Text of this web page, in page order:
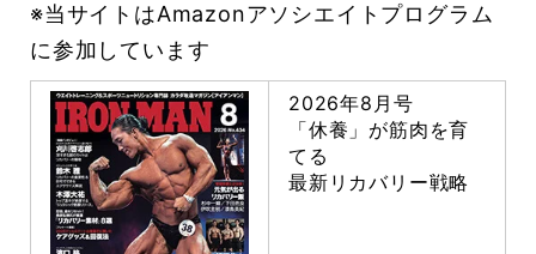
※当サイトはAmazonアソシエイトプログラム
に参加しています
2026年8月号
「休養」が筋肉を育
てる
最新リカバリー戦略